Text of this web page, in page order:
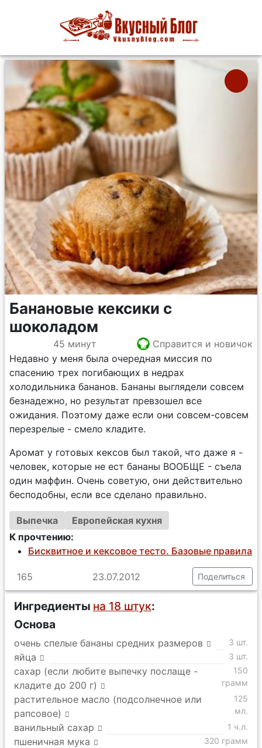
Банановые кексики с
шоколадом
45 минут
Справится и новичок
Недавно у меня была очередная миссия по
спасению трех погибающих в недрах
холодильника бананов. Бананы выглядели совсем
безнадежно, но результат превзошел все
ожидания. Поэтому даже если они совсем-совсем
перезрелые - смело кладите.
Аромат у готовых кексов был такой, что даже я -
человек, которые не ест бананы ВООБЩЕ - съела
один маффин. Очень советую, они действительно
бесподобны, если все сделано правильно.
Выпечка
Европейская кухня
К прочтению:
Бисквитное и кексовое тесто. Базовые правила
165 23.07.2012 Поделиться
Ингредиенты на 18 штук:
Основа
очень спелые бананы средних размеров 3 шт.
яйца 3 шт.
сахар (если любите выпечку послаще -
кладите до 200 г)
150
грамм
растительное масло (подсолнечное или
рапсовое)
125
мл.
ванильный сахар 1 ч.л.
пшеничная мука 320 грамм